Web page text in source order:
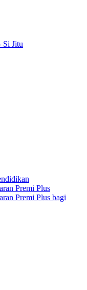
Si Jitu
Premi Plus
Premi Plus bagi